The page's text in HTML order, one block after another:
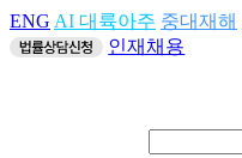
ENG AI 대륙아주 중대재해
인재채용